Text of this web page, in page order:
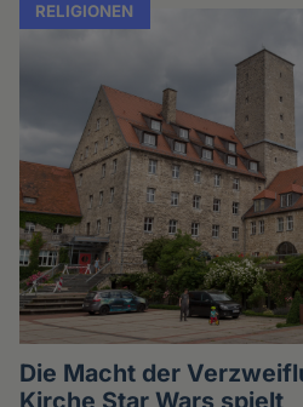
RELIGIONEN
Die Macht der